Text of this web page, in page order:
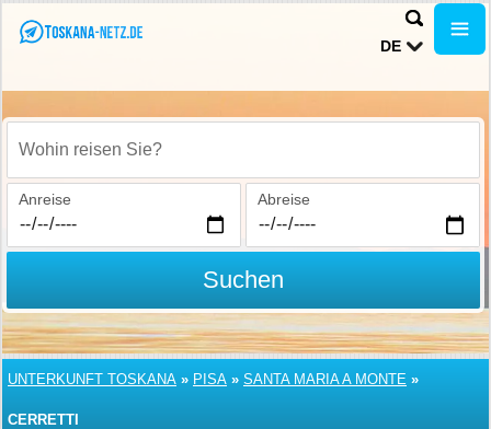
DE
Wohin reisen Sie?
Anreise Abreise
Suchen
UNTERKUNFT TOSKANA » PISA » SANTA MARIA A MONTE »
CERRETTI